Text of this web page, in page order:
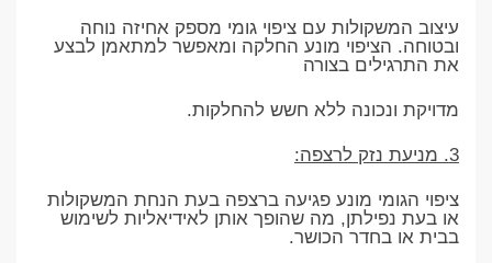
עיצוב המשקולות עם ציפוי גומי מספק אחיזה נוחה
ובטוחה. הציפוי מונע החלקה ומאפשר למתאמן לבצע
את התרגילים בצורה
מדויקת ונכונה ללא חשש להחלקות.
3. מניעת נזק לרצפה:
ציפוי הגומי מונע פגיעה ברצפה בעת הנחת המשקולות
או בעת נפילתן, מה שהופך אותן לאידיאליות לשימוש
בבית או בחדר הכושר.